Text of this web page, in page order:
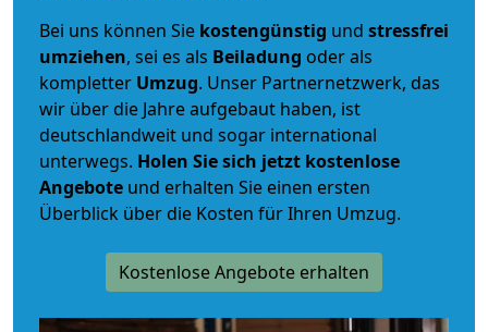
Bei uns können Sie kostengünstig und stressfrei
umziehen, sei es als Beiladung oder als
kompletter Umzug. Unser Partnernetzwerk, das
wir über die Jahre aufgebaut haben, ist
deutschlandweit und sogar international
unterwegs. Holen Sie sich jetzt kostenlose
Angebote und erhalten Sie einen ersten
Überblick über die Kosten für Ihren Umzug.
Kostenlose Angebote erhalten